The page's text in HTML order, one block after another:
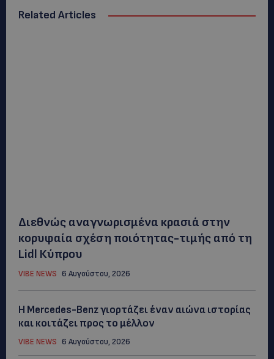
Related Articles
Διεθνώς αναγνωρισμένα κρασιά στην
κορυφαία σχέση ποιότητας-τιμής από τη
Lidl Κύπρου
VIBE NEWS 6 Αυγούστου, 2026
Η Mercedes-Benz γιορτάζει έναν αιώνα ιστορίας
και κοιτάζει προς το μέλλον
VIBE NEWS 6 Αυγούστου, 2026